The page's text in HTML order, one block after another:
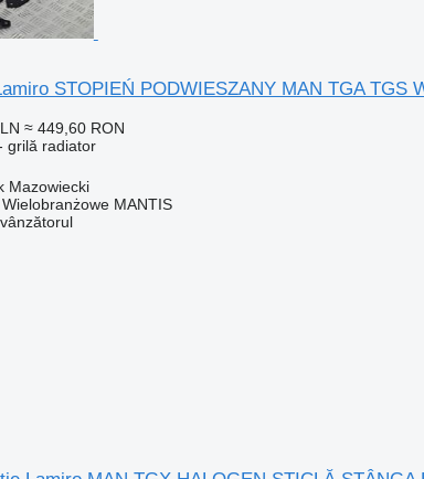
STOPIEŃ PODWIESZANY MAN TGA TGS
≈ 449,60 RON
grilă radiator
Mazowiecki
MANTIS